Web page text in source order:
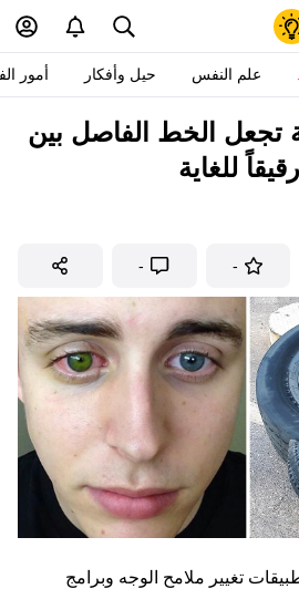
علم النفس حيل وأفكار أمور
تجعل الخط الفاصل بين
للغاية
-
-
تغيير ملامح الوجه وبرامج